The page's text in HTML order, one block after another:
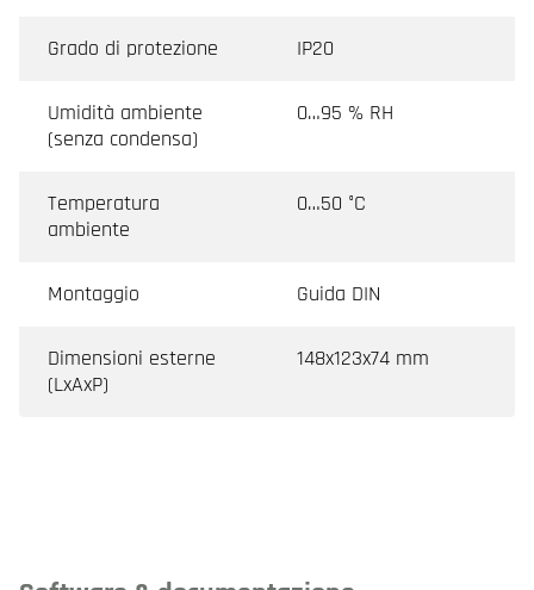
Grado di protezione IP20
Umidità ambiente
(senza condensa)
0…95 % RH
Temperatura
ambiente
0…50 °C
Montaggio Guida DIN
Dimensioni esterne
(LxAxP)
148x123x74 mm